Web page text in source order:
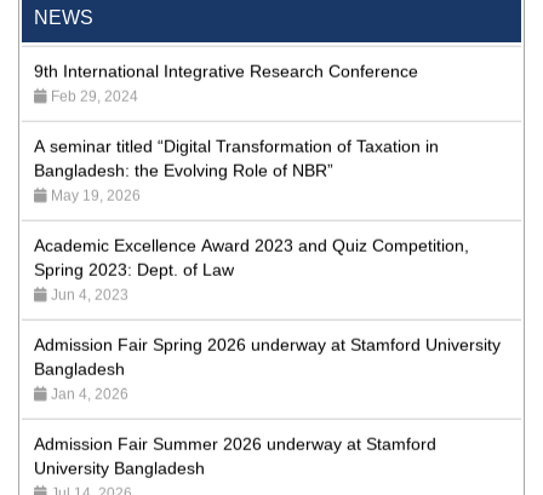
NEWS
9th International Integrative Research Conference
Feb 29, 2024
Bangladesh: the Evolving Role of NBR”
May 19, 2026
Spring 2023: Dept. of Law
Jun 4, 2023
Bangladesh
Jan 4, 2026
University Bangladesh
Jul 14, 2026